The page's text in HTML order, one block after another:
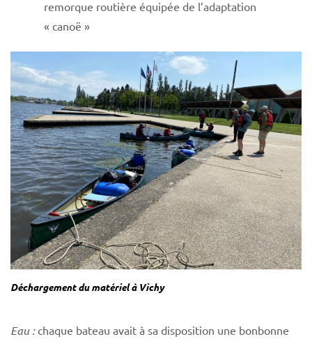
remorque routière équipée de l’adaptation
« canoë »
Déchargement du matériel à Vichy
Eau : chaque bateau avait à sa disposition une bonbonne